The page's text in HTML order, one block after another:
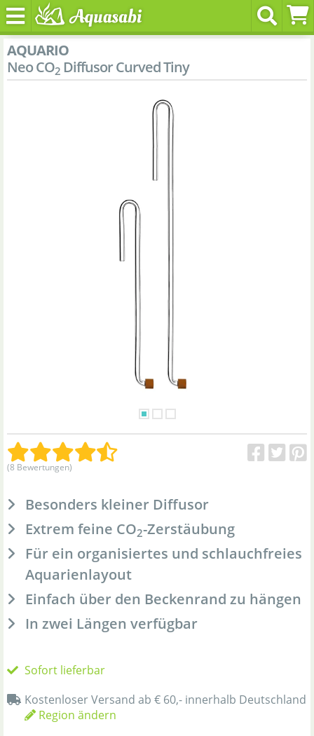
AQUARIO
Neo CO2 Diffusor Curved Tiny
(8 Bewertungen)
Besonders kleiner Diffusor
Extrem feine CO2-Zerstäubung
Für ein organisiertes und schlauchfreies
Aquarienlayout
Einfach über den Beckenrand zu hängen
In zwei Längen verfügbar
Sofort lieferbar
Kostenloser Versand ab € 60,- innerhalb Deutschland
Region ändern